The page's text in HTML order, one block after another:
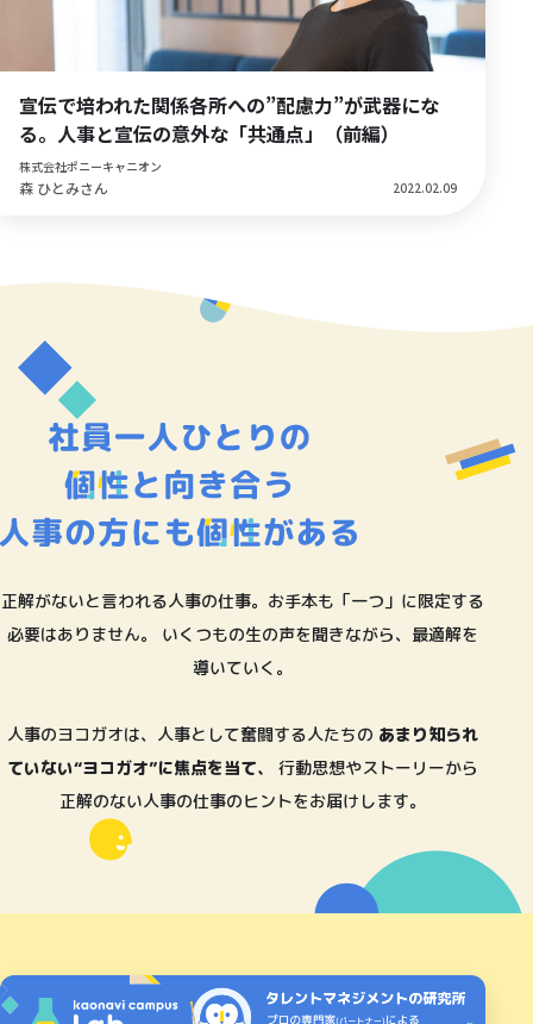
宣伝で培われた関係各所への”配慮力”が武器にな
る。人事と宣伝の意外な「共通点」（前編）
株式会社ポニーキャニオン
森 ひとみさん 2022.02.09
正解がないと言われる人事の仕事。お手本も「一つ」に限定する
必要はありません。
いくつもの生の声を聞きながら、最適解を
導いていく。
人事のヨコガオは、人事として奮闘する人たちの あまり知られ
ていない“ヨコガオ”に焦点を当て、
行動思想やストーリーから
正解のない人事の仕事のヒントをお届けします。